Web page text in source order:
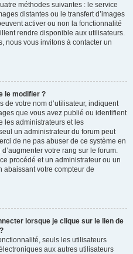
méthodes suivantes : le service
distantes ou le transfert d’images
activer ou non la fonctionnalité
rendre disponible aux utilisateurs.
nous vous invitons à contacter un
le modifier ?
de votre nom d’utilisateur, indiquent
que vous avez publié ou identifient
les administrateurs et les
un administrateur du forum peut
de ne pas abuser de ce système en
votre rang sur le forum.
procédé et un administrateur ou un
abaissant votre compteur de
lorsque je clique sur le lien de
seuls les utilisateurs
aux autres utilisateurs